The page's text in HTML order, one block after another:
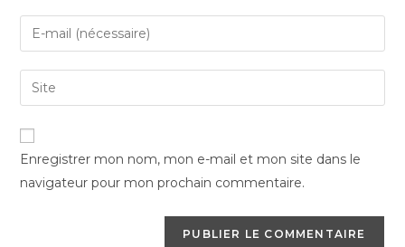
name
username
to
Enter
your
email
address
comment
Saisir
l’URL
de
votre
Enregistrer mon nom, mon e-mail et mon site dans le
navigateur pour mon prochain commentaire.